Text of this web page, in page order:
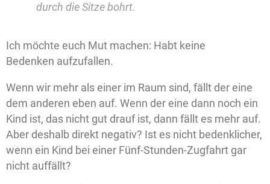
durch die Sitze bohrt.
Ich möchte euch Mut machen: Habt keine
Bedenken aufzufallen.
Wenn wir mehr als einer im Raum sind, fällt der eine
dem anderen eben auf. Wenn der eine dann noch ein
Kind ist, das nicht gut drauf ist, dann fällt es mehr auf.
Aber deshalb direkt negativ? Ist es nicht bedenklicher,
wenn ein Kind bei einer Fünf-Stunden-Zugfahrt gar
nicht auffällt?